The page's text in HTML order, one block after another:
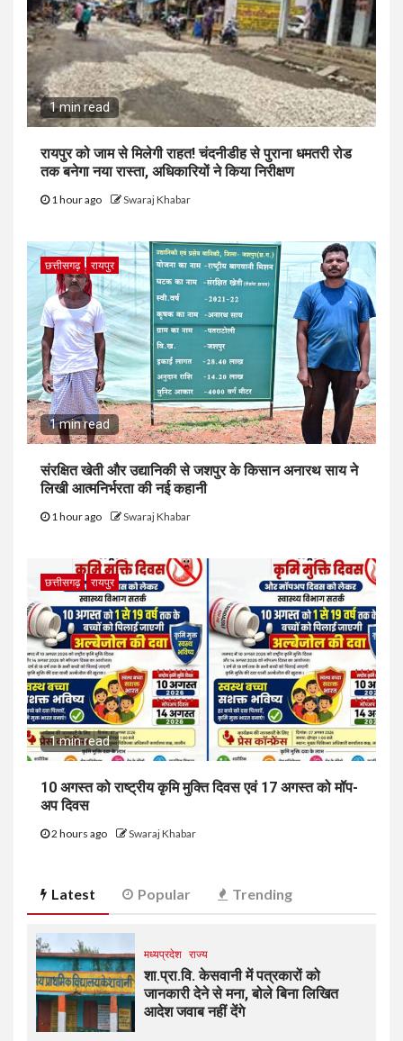
1 min read
रायपुर को जाम से मिलेगी राहत! चंदनीडीह से पुराना धमतरी रोड
तक बनेगा नया रास्ता, अधिकारियों ने किया निरीक्षण
1 hour ago Swaraj Khabar
छत्तीसगढ़ रायपुर
1 min read
संरक्षित खेती और उद्यानिकी से जशपुर के किसान अनारथ साय ने
लिखी आत्मनिर्भरता की नई कहानी
1 hour ago Swaraj Khabar
छत्तीसगढ़ रायपुर
1 min read
10 अगस्त को राष्ट्रीय कृमि मुक्ति दिवस एवं 17 अगस्त को मॉप-
अप दिवस
2 hours ago Swaraj Khabar
Latest Popular Trending
मध्यप्रदेश राज्य
शा.प्रा.वि. केसवानी में पत्रकारों को
जानकारी देने से मना, बोले बिना लिखित
आदेश जवाब नहीं देंगे